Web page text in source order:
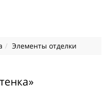
Элементы отделки